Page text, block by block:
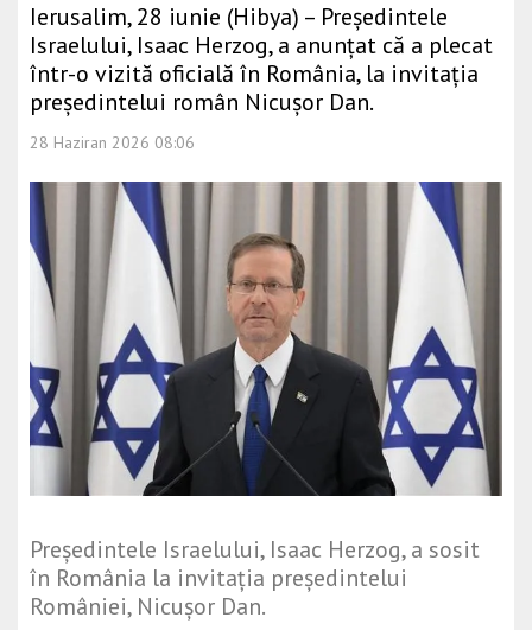
Ierusalim, 28 iunie (Hibya) – Președintele
Israelului, Isaac Herzog, a anunțat că a plecat
într-o vizită oficială în România, la invitația
președintelui român Nicușor Dan.
28 Haziran 2026 08:06
Președintele Israelului, Isaac Herzog, a sosit
în România la invitația președintelui
României, Nicușor Dan.